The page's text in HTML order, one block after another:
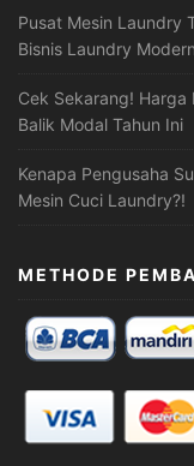
Pusat Mesin Laundry
Bisnis Laundry Modern
Cek Sekarang! Harga
Balik Modal Tahun Ini
Kenapa Pengusaha
Mesin Cuci Laundry?!
METHODE